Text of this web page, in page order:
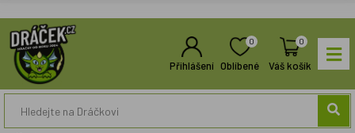
Přihlášení
0
Oblíbené
0
Váš košík